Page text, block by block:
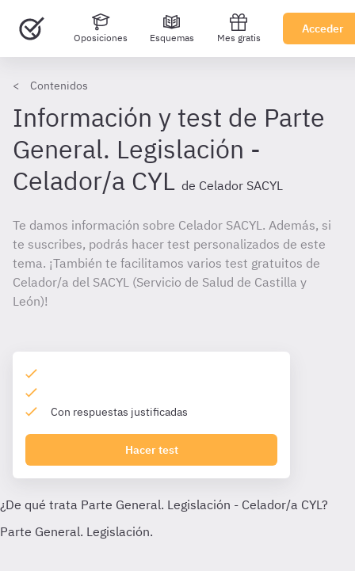
Oposiciones Esquemas Mes gratis
Acceder
Contenidos
Información y test de Parte
General. Legislación -
Celador/a CYL de Celador SACYL
Te damos información sobre Celador SACYL. Además, si
te suscribes, podrás hacer test personalizados de este
tema. ¡También te facilitamos varios test gratuitos de
Celador/a del SACYL (Servicio de Salud de Castilla y
León)!
Con respuestas justificadas
Hacer test